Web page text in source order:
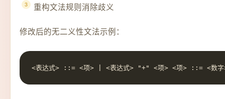
重构文法规则消除歧义
修改后的无二义性文法示例：
<表达式> ::= <项> | <表达式> "+" <项> <项> ::=